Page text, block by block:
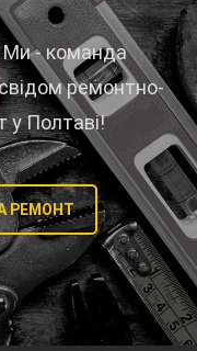
Ми - команда
ремонтно-
у Полтаві!
РЕМОНТ